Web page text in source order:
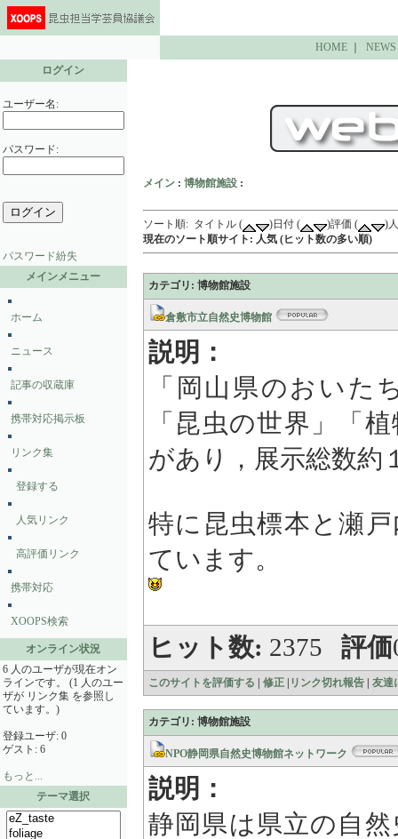
HOME ｜NEWS
ログイン
ユーザー名:
パスワード:
パスワード紛失
メインメニュー
ホーム
ニュース
記事の収蔵庫
携帯対応掲示板
リンク集
登録する
人気リンク
高評価リンク
携帯対応
XOOPS検索
オンライン状況
6 人のユーザが現在オン
ラインです。 (1 人のユー
ザが リンク集 を参照し
ています。)
登録ユーザ: 0
ゲスト: 6
もっと...
テーマ選択
メイン : 博物館施設 :
ソート順: タイトル ( )日付 ( )評価 (
)
現在のソート順サイト: 人気 (ヒット数の多い順)
カテゴリ: 博物館施設
倉敷市立自然史博物館
説明：
「岡山県のおいた
「昆虫の世界」「
があり，展示総数約
特に昆虫標本と瀬
ています。
ヒット数: 2375 評価
このサイトを評価する 修正 リンク切れ報告 友達
カテゴリ: 博物館施設
NPO静岡県自然史博物館ネットワーク
説明：
静岡県は県立の自